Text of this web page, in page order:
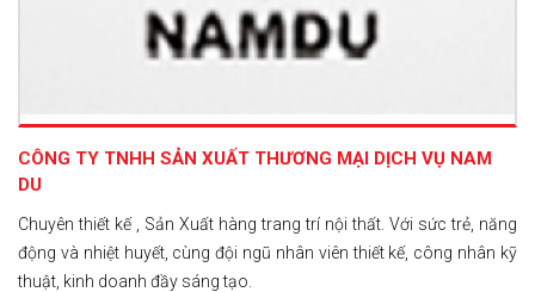
CÔNG TY TNHH SẢN XUẤT THƯƠNG MẠI DỊCH VỤ NAM
DU
Chuyên thiết kế , Sản Xuất hàng trang trí nội thất. Với sức trẻ, năng
động và nhiệt huyết, cùng đội ngũ nhân viên thiết kế, công nhân kỹ
thuật, kinh doanh đầy sáng tạo.